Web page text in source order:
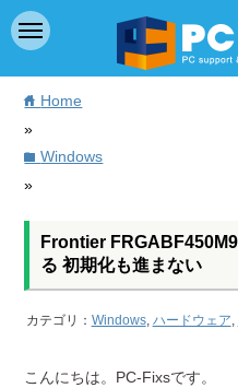
home Home
»
folderWindows
»
Frontier
る 初期化も進まない
カテゴリ： Windows, ハードウェア,
こんにちは。PC-Fixsです。